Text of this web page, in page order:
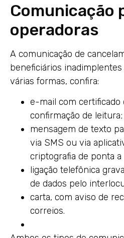
Comunicação
operadoras
A comunicação de
beneficiários
várias formas, confira:
e-mail com certificado
confirmação de leitura;
mensagem de texto
via SMS ou via
criptografia de ponta a
ligação telefônica
de dados pelo
carta, com aviso de
correios.